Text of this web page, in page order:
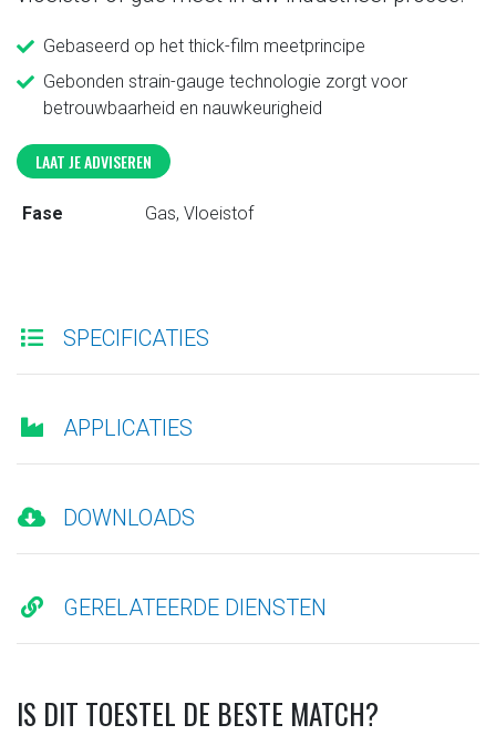
Gebaseerd op het thick-film meetprincipe
Gebonden strain-gauge technologie zorgt voor
betrouwbaarheid en nauwkeurigheid
LAAT JE ADVISEREN
Fase Gas, Vloeistof
SPECIFICATIES
APPLICATIES
DOWNLOADS
GERELATEERDE DIENSTEN
IS DIT TOESTEL DE BESTE MATCH?